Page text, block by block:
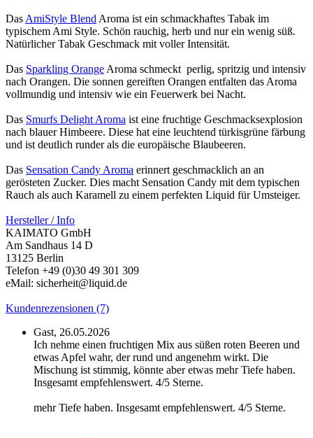
Das AmiStyle Blend Aroma ist ein schmackhaftes Tabak im
typischem Ami Style. Schön rauchig, herb und nur ein wenig süß.
Natürlicher Tabak Geschmack mit voller Intensität.
Das Sparkling Orange Aroma schmeckt perlig, spritzig und intensiv
nach Orangen. Die sonnen gereiften Orangen entfalten das Aroma
vollmundig und intensiv wie ein Feuerwerk bei Nacht.
Das Smurfs Delight Aroma ist eine fruchtige Geschmacksexplosion
nach blauer Himbeere. Diese hat eine leuchtend türkisgrüne färbung
und ist deutlich runder als die europäische Blaubeeren.
Das Sensation Candy Aroma erinnert geschmacklich an an
gerösteten Zucker. Dies macht Sensation Candy mit dem typischen
Rauch als auch Karamell zu einem perfekten Liquid für Umsteiger.
Hersteller / Info
KAIMATO GmbH
Am Sandhaus 14 D
13125 Berlin
Telefon +49 (0)30 49 301 309
eMail: sicherheit@liquid.de
Kundenrezensionen (7)
Gast, 26.05.2026
Ich nehme einen fruchtigen Mix aus süßen roten Beeren und
etwas Apfel wahr, der rund und angenehm wirkt. Die
Mischung ist stimmig, könnte aber etwas mehr Tiefe haben.
Insgesamt empfehlenswert. 4/5 Sterne.
mehr Tiefe haben. Insgesamt empfehlenswert. 4/5 Sterne.